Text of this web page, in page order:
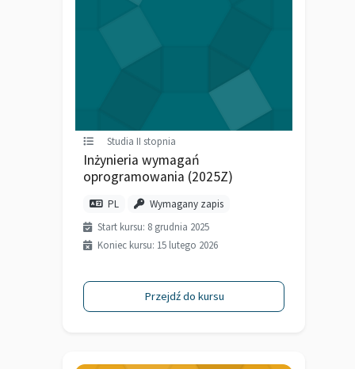
Studia II stopnia
Inżynieria wymagań
oprogramowania (2025Z)
PL Wymagany zapis
Start kursu: 8 grudnia 2025
Koniec kursu: 15 lutego 2026
Przejdź do kursu